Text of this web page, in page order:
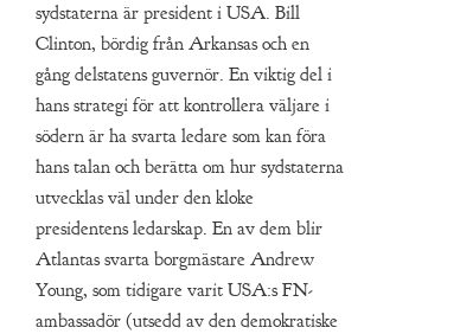
sydstaterna är president i USA. Bill
Clinton, bördig från Arkansas och en
gång delstatens guvernör. En viktig del i
hans strategi för att kontrollera väljare i
södern är ha svarta ledare som kan föra
hans talan och berätta om hur sydstaterna
utvecklas väl under den kloke
presidentens ledarskap. En av dem blir
Atlantas svarta borgmästare Andrew
Young, som tidigare varit USA:s FN-
ambassadör (utsedd av den demokratiske